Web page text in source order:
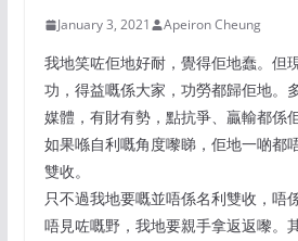
January 3, 2021 Apeiron Cheung
我地笑咗佢地好耐，覺得佢地蠢。但
功，得益嘅係大家，功勞都歸佢地。
媒體，有財有勢，點抗爭、贏輸都係
如果喺自利嘅角度嚟睇，佢地一啲都
雙收。
只不過我地要嘅並唔係名利雙收，唔
唔見咗嘅野，我地要親手拿返返嚟。